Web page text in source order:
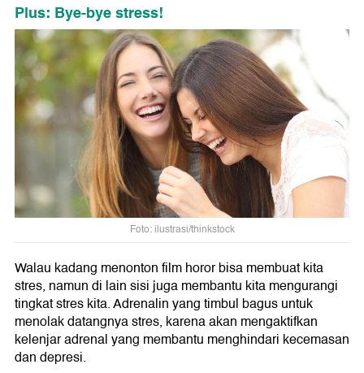
Plus: Bye-bye stress!
Foto: ilustrasi/thinkstock
Walau kadang menonton film horor bisa membuat kita
stres, namun di lain sisi juga membantu kita mengurangi
tingkat stres kita. Adrenalin yang timbul bagus untuk
menolak datangnya stres, karena akan mengaktifkan
kelenjar adrenal yang membantu menghindari kecemasan
dan depresi.